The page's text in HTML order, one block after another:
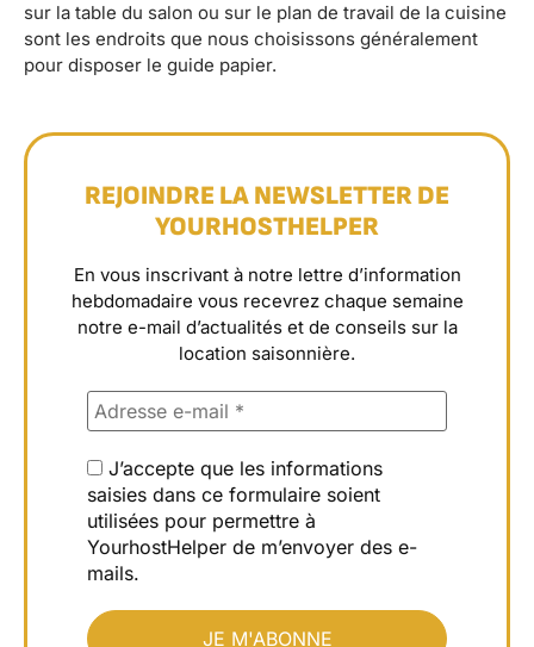
sur la table du salon ou sur le plan de travail de la cuisine
sont les endroits que nous choisissons généralement
pour disposer le guide papier.
REJOINDRE LA NEWSLETTER DE
YOURHOSTHELPER
En vous inscrivant à notre lettre d’information
hebdomadaire vous recevrez chaque semaine
notre e-mail d’actualités et de conseils sur la
location saisonnière.
J’accepte que les informations
saisies dans ce formulaire soient
utilisées pour permettre à
YourhostHelper de m’envoyer des e-
mails.